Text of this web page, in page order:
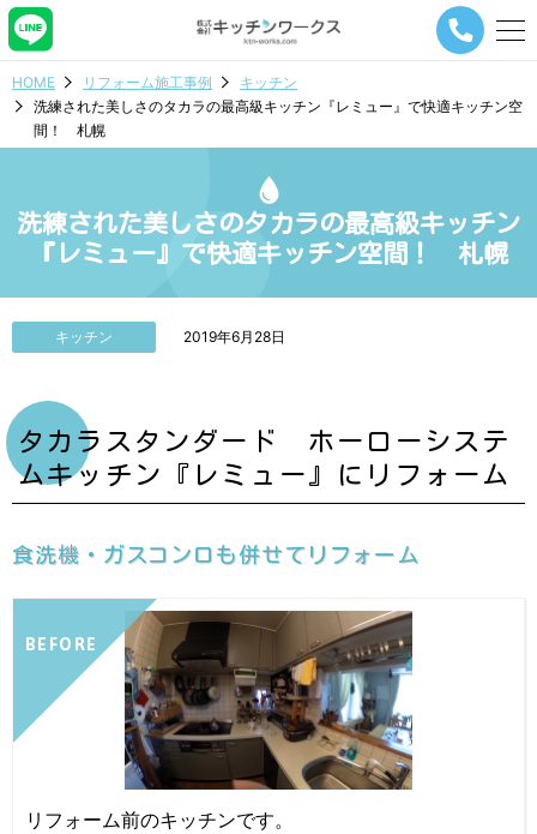
メ
ー
ビ
シ
ョ
タ
HOME リフォーム施工事例
キッチン
洗練された美しさのタカラの最高級キッチン『レミュー』で快適キッチン空
間！ 札幌
洗練された美しさのタカラの最高級キッチン
『レミュー』で快適キッチン空間！ 札幌
キッチン 2019年6月28日
タカラスタンダード ホーローシステ
ムキッチン『レミュー』にリフォーム
食洗機・ガスコンロも併せてリフォーム
BEFORE
リフォーム前のキッチンです。